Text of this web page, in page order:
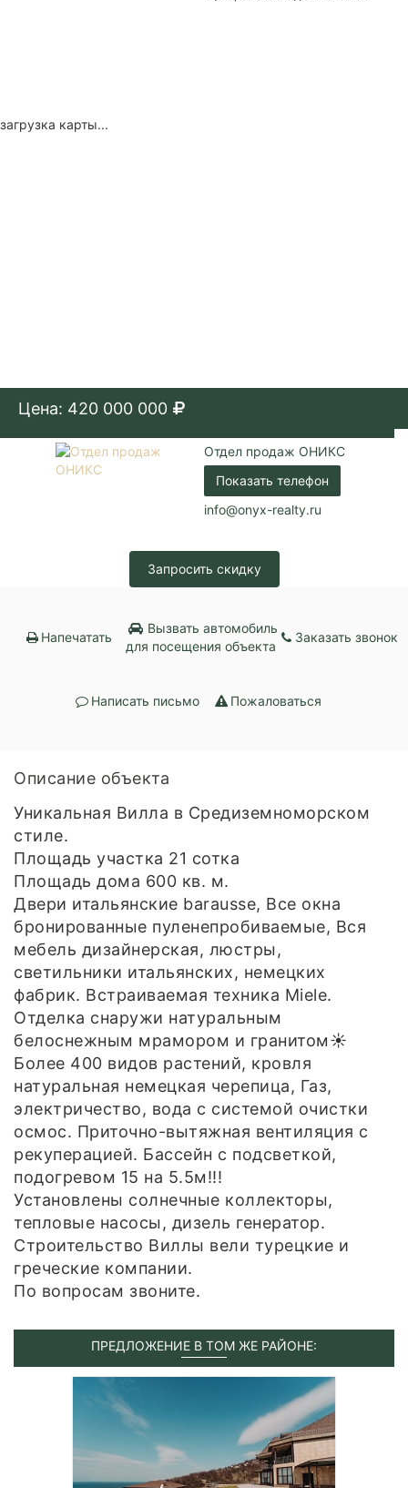
загрузка карты...
Цена: 420 000 000
Отдел продаж ОНИКС
Показать телефон
info@onyx-realty.ru
Запросить скидку
Напечатать
Вызвать автомобиль
для посещения объекта
Заказать звонок
Написать письмо Пожаловаться
Описание объекта
Уникальная Вилла в Средиземноморском
стиле.
Площадь участка 21 сотка
Площадь дома 600 кв. м.
Двери итальянские barausse, Все окна
бронированные пуленепробиваемые, Вся
мебель дизайнерская, люстры,
светильники итальянских, немецких
фабрик. Встраиваемая техника Miele.
Отделка снаружи натуральным
белоснежным мрамором и гранитом☀️
Более 400 видов растений, кровля
натуральная немецкая черепица, Газ,
электричество, вода с системой очистки
осмос. Приточно-вытяжная вентиляция с
рекуперацией. Бассейн с подсветкой,
подогревом 15 на 5.5м!!!
Установлены солнечные коллекторы,
тепловые насосы, дизель генератор.
Строительство Виллы вели турецкие и
греческие компании.
По вопросам звоните.
ПРЕДЛОЖЕНИЕ В ТОМ ЖЕ РАЙОНЕ: